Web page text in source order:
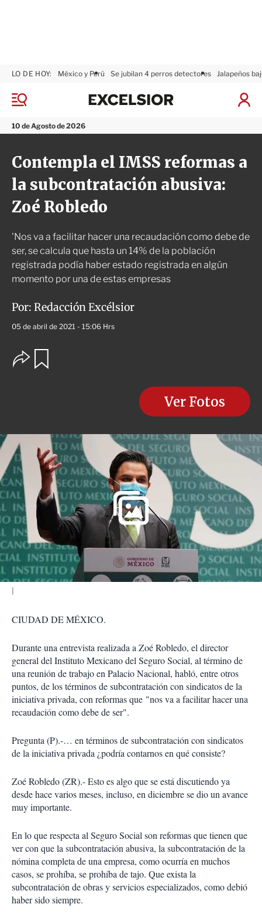
M
n
ú
10 de Agosto de 2026
LO DE HOY: México y Perú Se jubilan 4 perros detectores Jalapeños
I
a
r
n
x
l
i
o
r
Contempla el IMSS reformas a
la subcontratación abusiva:
Zoé Robledo
'Nos va a facilitar hacer una recaudación como debe de
ser, se calcula que hasta un 14% de la población
registrada podía haber estado registrada en algún
momento por una de estas empresas
Por: Redacción Excélsior
05 de abril de 2021 - 15:06 Hrs
O
p
s
p
i
r
Ver Fotos
CIUDAD DE MÉXICO.
Durante una entrevista realizada a Zoé Robledo, el director
general del Instituto Mexicano del Seguro Social, al término de
una reunión de trabajo en Palacio Nacional, habló, entre otros
puntos, de los términos de subcontratación con sindicatos de la
iniciativa privada, con reformas que "nos va a facilitar hacer una
recaudación como debe de ser".
Pregunta (P).-… en términos de subcontratación con sindicatos
de la iniciativa privada ¿podría contarnos en qué consiste?
Zoé Robledo (ZR).- Esto es algo que se está discutiendo ya
desde hace varios meses, incluso, en diciembre se dio un avance
muy importante.
En lo que respecta al Seguro Social son reformas que tienen que
ver con que la subcontratación abusiva, la subcontratación de la
nómina completa de una empresa, como ocurría en muchos
casos, se prohíba, se prohíba de tajo. Que exista la
subcontratación de obras y servicios especializados, como debió
haber sido siempre.